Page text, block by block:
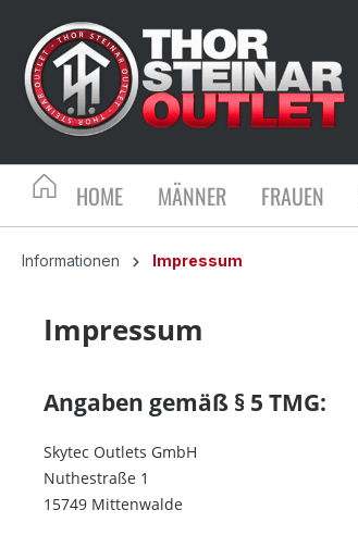
HOME MÄNNER FRAUEN
Informationen Impressum
Impressum
Angaben gemäß § 5 TMG:
Skytec Outlets GmbH
Nuthestraße 1
15749 Mittenwalde